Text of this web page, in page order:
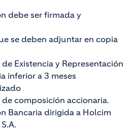
debe ser firmada y
se deben adjuntar en copia
Existencia y Representación
inferior a 3 meses
composición accionaria.
Bancaria dirigida a Holcim